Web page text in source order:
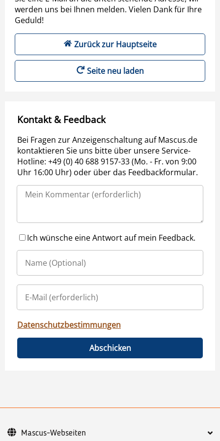
werden uns bei Ihnen melden. Vielen Dank für Ihre
Geduld!
Zurück zur Hauptseite
Seite neu laden
Kontakt & Feedback
Bei Fragen zur Anzeigenschaltung auf Mascus.de
kontaktieren Sie uns bitte über unsere Service-
Hotline: +49 (0) 40 688 9157-33 (Mo. - Fr. von 9:00
Uhr 16:00 Uhr) oder über das Feedbackformular.
Ich wünsche eine Antwort auf mein Feedback.
Datenschutzbestimmungen
Abschicken
Mascus-Webseiten